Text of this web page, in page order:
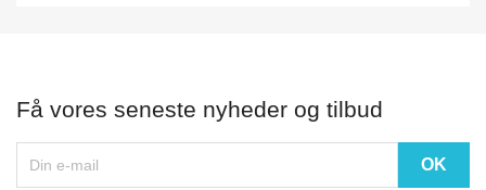
Få vores seneste nyheder og tilbud